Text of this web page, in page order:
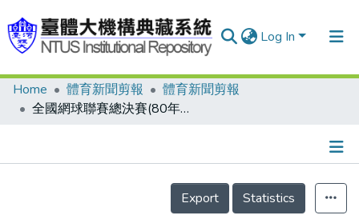
Log In
Communities & Collections
Home 體育新聞剪報
體育新聞剪報
全國網球聯賽總決賽(80年) 華巍營造、加麗 男女霸主 兩隊均敗部復活奪標 冠軍得來不易/甲組與學生球員 都可望參賽 網球聯賽 明年會更公平
Details
Export
Statistics